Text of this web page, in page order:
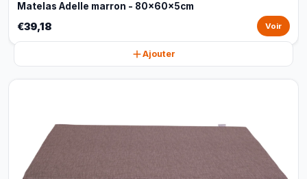
Matelas Adelle marron - 80x60x5cm
€39,18 Voir
Ajouter